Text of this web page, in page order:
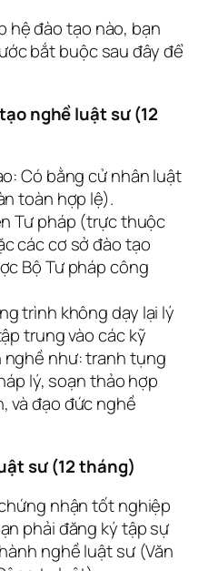
hệ đào tạo nào, bạn
bắt buộc sau đây để
nghề luật sư (12
Có bằng cử nhân luật
toàn hợp lệ).
Tư pháp (trực thuộc
các cơ sở đào tạo
Bộ Tư pháp công
trình không dạy lại lý
trung vào các kỹ
như: tranh tụng
lý, soạn thảo hợp
và đạo đức nghề
sư (12 tháng)
nhận tốt nghiệp
phải đăng ký tập sự
nghề luật sư (Văn